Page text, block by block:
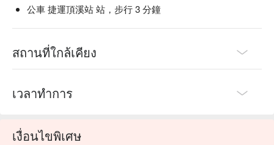
公車 捷運頂溪站 站，步行 3 分鐘
สถานที่ใกล้เคียง
เวลาทำการ
เงื่อนไขพิเศษ